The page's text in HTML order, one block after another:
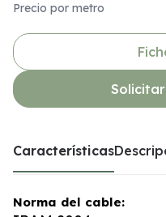
Precio por metro
Características
Norma del cable: